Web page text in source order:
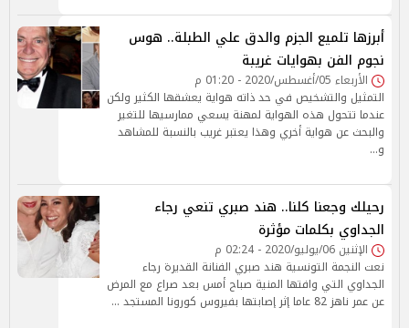
أبرزها تلميع الجزم والدق علي الطبلة.. هوس
نجوم الفن بهوايات غريبة
الأربعاء 05/أغسطس/2020 - 01:20 م
التمثيل والتشخيص في حد ذاته هواية يعشقها الكثير ولكن
عندما تتحول هذه الهواية لمهنة يسعي ممارسيها للتغير
والبحث عن هواية أخري وهذا يعتبر غريب بالنسبة للمشاهد
و…
رحيلك وجعنا كلنا.. هند صبري تنعي رجاء
الجداوي بكلمات مؤثرة
الإثنين 06/يوليو/2020 - 02:24 م
نعت النجمة التونسية هند صبري الفنانة القديرة رجاء
الجداوي التي وافتها المنية صباح أمس بعد صراع مع المرض
عن عمر ناهز 82 عاما إثر إصابتها بفيروس كورونا المستجد …